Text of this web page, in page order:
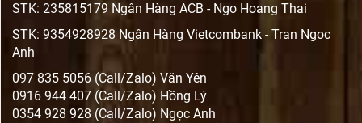
STK: 235815179 Ngân Hàng ACB - Ngo Hoang Thai
STK: 9354928928 Ngân Hàng Vietcombank - Tran Ngoc
Anh
097 835 5056 (Call/Zalo) Văn Yên
0916 944 407 (Call/Zalo) Hồng Lý
0354 928 928 (Call/Zalo) Ngọc Anh